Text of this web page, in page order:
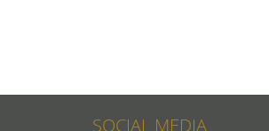
SOCIAL MEDIA